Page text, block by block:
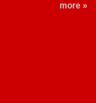
more »